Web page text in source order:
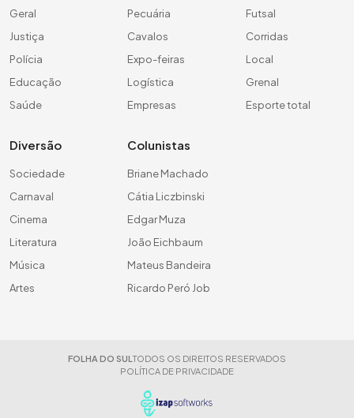
Geral
Justiça
Polícia
Educação
Saúde
Pecuária
Cavalos
Expo-feiras
Logística
Empresas
Futsal
Corridas
Local
Grenal
Esporte total
Diversão
Sociedade
Carnaval
Cinema
Literatura
Música
Artes
Colunistas
Briane Machado
Cátia Liczbinski
Edgar Muza
João Eichbaum
Mateus Bandeira
Ricardo Peró Job
FOLHA DO SUL TODOS OS DIREITOS RESERVADOS
POLÍTICA DE PRIVACIDADE